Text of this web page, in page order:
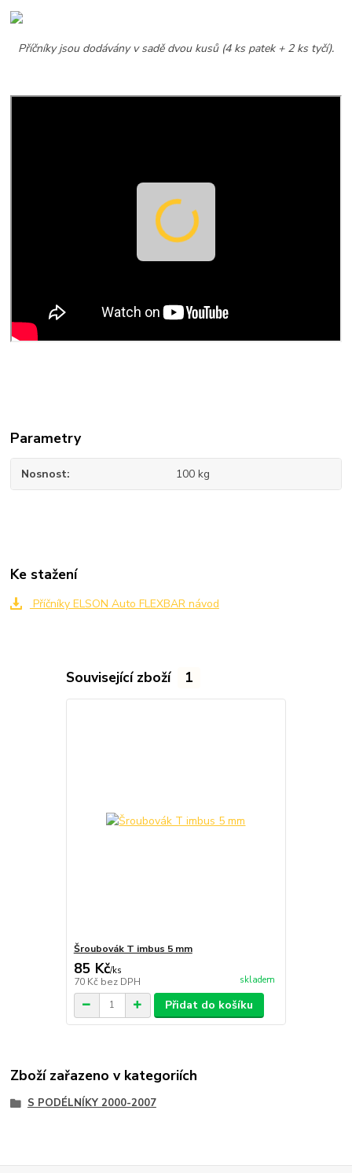
Příčníky jsou dodávány v sadě dvou kusů (4 ks patek + 2 ks tyčí).
Parametry
Nosnost 100 kg
Ke stažení
Příčníky ELSON Auto FLEXBAR návod
Související zboží 1
Šroubovák T imbus 5 mm
85 Kč/ks
70 Kč bez DPH skladem
Přidat do košíku
Zboží zařazeno v kategoriích
S PODÉLNÍKY 2000-2007